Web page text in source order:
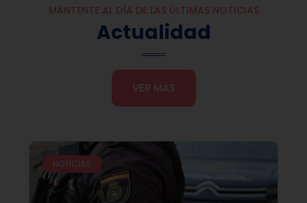
MANTENTE AL DÍA DE LAS ÚLTIMAS NOTICIAS
Actualidad
VER MÁS
NOTICIAS